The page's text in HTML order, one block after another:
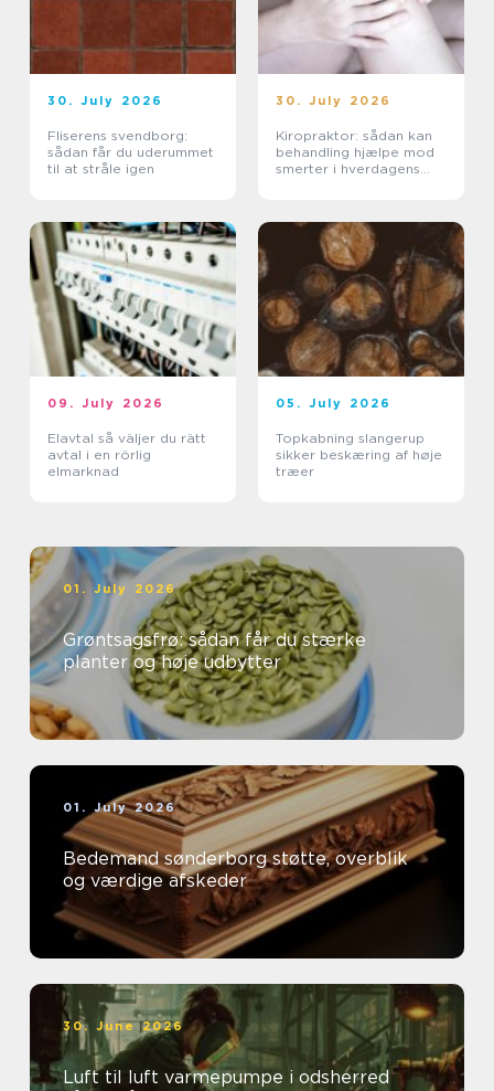
30. July 2026
Fliserens svendborg:
sådan får du uderummet
til at stråle igen
30. July 2026
Kiropraktor: sådan kan
behandling hjælpe mod
smerter i hverdagens
09. July 2026
Elavtal så väljer du rätt
avtal i en rörlig
elmarknad
05. July 2026
Topkabning slangerup
sikker beskæring af høje
træer
01. July 2026
Grøntsagsfrø: sådan får du stærke
planter og høje udbytter
01. July 2026
Bedemand sønderborg støtte, overblik
og værdige afskeder
30. June 2026
Luft til luft varmepumpe i odsherred